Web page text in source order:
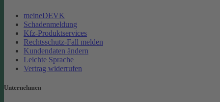
meineDEVK
Schadenmeldung
Kfz-Produktservices
Rechtsschutz-Fall melden
Kundendaten ändern
Leichte Sprache
Vertrag widerrufen
Unternehmen